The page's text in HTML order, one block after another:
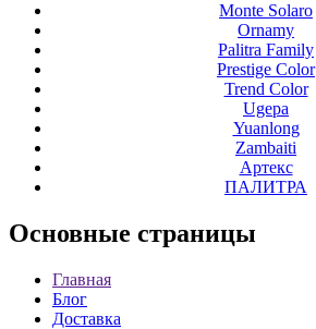
Monte Solaro
Ornamy
Palitra Family
Prestige Color
Trend Color
Ugepa
Yuanlong
Zambaiti
Артекс
ПАЛИТРА
Основные страницы
Главная
Блог
Доставка